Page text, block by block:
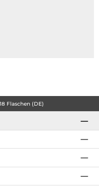
Flaschen (DE)